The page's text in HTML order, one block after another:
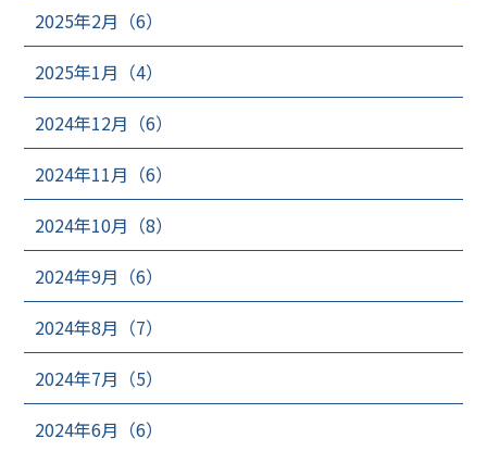
2025年2月（6）
2025年1月（4）
2024年12月（6）
2024年11月（6）
2024年10月（8）
2024年9月（6）
2024年8月（7）
2024年7月（5）
2024年6月（6）